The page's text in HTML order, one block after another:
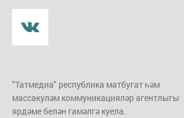
"Татмедиа" республика матбугат һәм
массакуләм коммуникацияләр агентлыгы
ярдәме белән гамәлгә куела.